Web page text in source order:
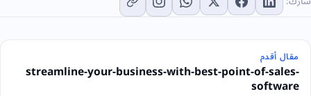
مقال أقدم
streamline-your-business-with-best-point-of-sales-
software